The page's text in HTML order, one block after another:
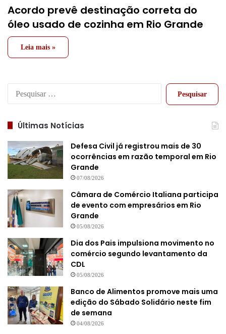
Acordo prevê destinação correta do
óleo usado de cozinha em Rio Grande
Leia mais »
Pesquisar
Últimas Notícias
Defesa Civil já registrou mais de 30
ocorrências em razão temporal em Rio
Grande
07/08/2026
Câmara de Comércio Italiana participa
de evento com empresários em Rio
Grande
05/08/2026
Dia dos Pais impulsiona movimento no
comércio segundo levantamento da
CDL
05/08/2026
Banco de Alimentos promove mais uma
edição do Sábado Solidário neste fim
de semana
04/08/2026